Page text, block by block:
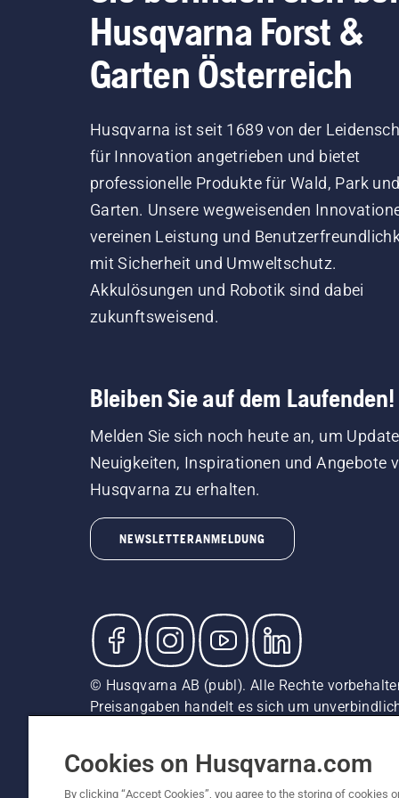
Husqvarna Forst &
Garten Österreich
Husqvarna ist seit 1689 von der
für Innovation angetrieben und bietet
professionelle Produkte für Wald, Park und
Garten. Unsere wegweisenden
vereinen Leistung und
mit Sicherheit und Umweltschutz.
Akkulösungen und Robotik sind dabei
zukunftsweisend.
Bleiben Sie auf dem Laufenden!
Melden Sie sich noch heute an, um
Neuigkeiten, Inspirationen und Angebote
Husqvarna zu erhalten.
NEWSLETTERANMELDUNG
© Husqvarna AB (publ). Alle Rechte
Preisangaben handelt es sich um
unverbindliche Preisempfehlungen (inkl.
Cookie-Richtlinie Nutzungsbedingungen
Cookies on Husqvarna.com
By clicking “Accept Cookies”, you agree to the storing of cookies